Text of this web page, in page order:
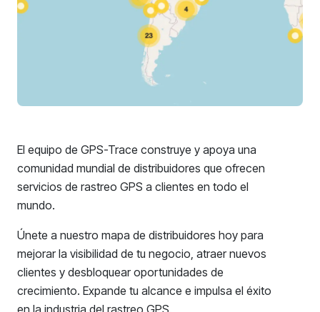
El equipo de GPS-Trace construye y apoya una
comunidad mundial de distribuidores que ofrecen
servicios de rastreo GPS a clientes en todo el
mundo.
Únete a nuestro mapa de distribuidores hoy para
mejorar la visibilidad de tu negocio, atraer nuevos
clientes y desbloquear oportunidades de
crecimiento. Expande tu alcance e impulsa el éxito
en la industria del rastreo GPS.